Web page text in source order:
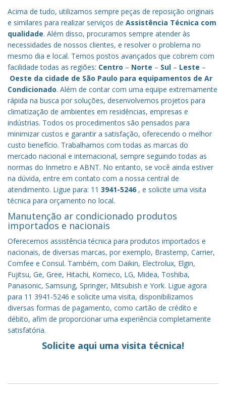
Acima de tudo, utilizamos sempre peças de reposição originais
e similares para realizar serviços de Assistência Técnica com
qualidade. Além disso, procuramos sempre atender às
necessidades de nossos clientes, e resolver o problema no
mesmo dia e local. Temos postos avançados que cobrem com
facilidade todas as regiões: Centro – Norte – Sul – Leste –
Oeste da cidade de São Paulo para equipamentos de Ar
Condicionado. Além de contar com uma equipe extremamente
rápida na busca por soluções, desenvolvemos projetos para
climatização de ambientes em residências, empresas e
indústrias. Todos os procedimentos são pensados para
minimizar custos e garantir a satisfação, oferecendo o melhor
custo benefício. Trabalhamos com todas as marcas do
mercado nacional e internacional, sempre seguindo todas as
normas do Inmetro e ABNT. No entanto, se você ainda estiver
na dúvida, entre em contato com a nossa central de
atendimento. Ligue para: 11 3941-5246 , e solicite uma visita
técnica para orçamento no local.
Manutenção ar condicionado produtos
importados e nacionais
Oferecemos assistência técnica para produtos importados e
nacionais, de diversas marcas, por exemplo, Brastemp, Carrier,
Comfee e Consul. Também, com Daikin, Electrolux, Elgin,
Fujitsu, Ge, Gree, Hitachi, Komeco, LG, Midea, Toshiba,
Panasonic, Samsung, Springer, Mitsubish e York. Ligue agora
para 11 3941-5246 e solicite uma visita, disponibilizamos
diversas formas de pagamento, como cartão de crédito e
débito, afim de proporcionar uma experiência completamente
satisfatória.
Solicite aqui uma visita técnica!